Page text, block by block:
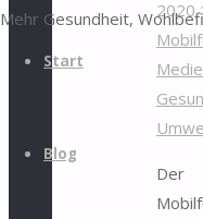
Mehr Gesundheit,
Start
Blog
2020
Der